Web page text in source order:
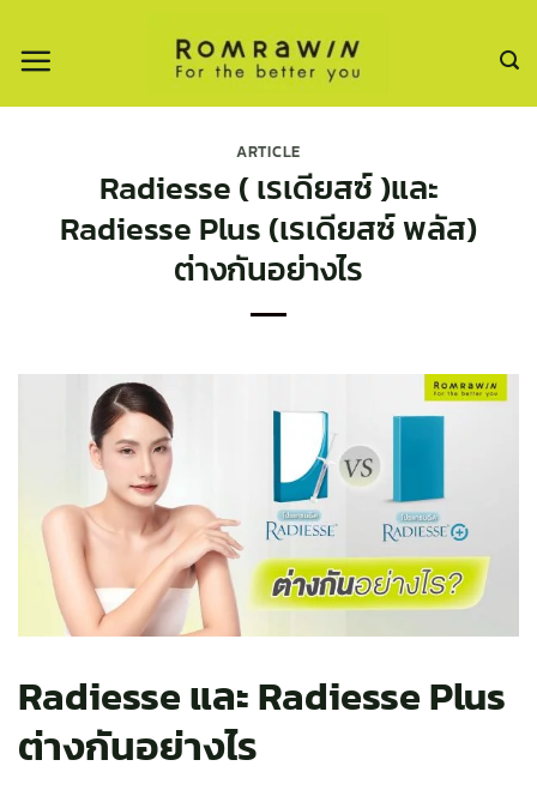
ARTICLE
Radiesse ( เรเดียสซ์ )และ
Radiesse Plus (เรเดียสซ์ พลัส)
ต่างกันอย่างไร
Radiesse และ Radiesse Plus
ต่างกันอย่างไร